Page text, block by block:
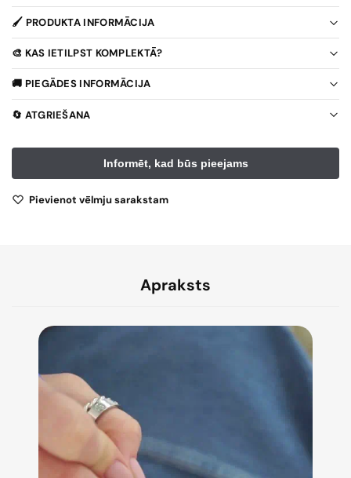
🖌️ PRODUKTA INFORMĀCIJA
🎨 KAS IETILPST KOMPLEKTĀ?
🚚 PIEGĀDES INFORMĀCIJA
🔄 ATGRIEŠANA
Pievienot vēlmju sarakstam
Apraksts